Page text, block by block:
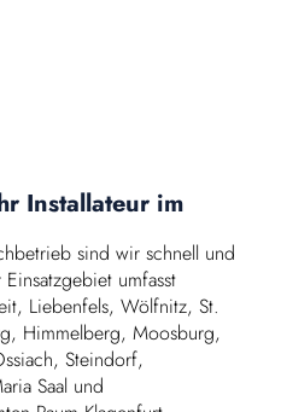
Installateur im
sind wir schnell und
umfasst
Liebenfels, Wölfnitz, St.
Himmelberg, Moosburg,
Steindorf,
Saal und